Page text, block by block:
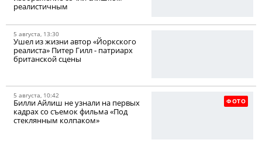
реалистичным
5 августа, 13:30
Ушел из жизни автор «Йоркского
реалиста» Питер Гилл - патриарх
британской сцены
ФОТО
5 августа, 10:42
Билли Айлиш не узнали на первых
кадрах со съемок фильма «Под
стеклянным колпаком»